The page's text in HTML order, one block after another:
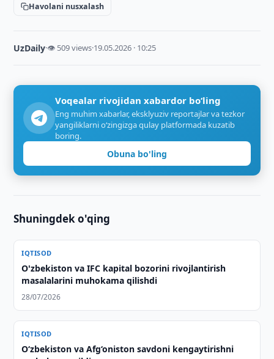
Havolani nusxalash
UzDaily·👁 509 views·19.05.2026 · 10:25
Voqealar rivojidan xabardor bo‘ling
Eng muhim xabarlar, eksklyuziv reportajlar va tezkor
yangiliklarni o‘zingizga qulay platformada kuzatib
boring.
Obuna bo'ling
Shuningdek o'qing
IQTISOD
O'zbekiston va IFC kapital bozorini rivojlantirish
masalalarini muhokama qilishdi
28/07/2026
IQTISOD
O‘zbekiston va Afg‘oniston savdoni kengaytirishni